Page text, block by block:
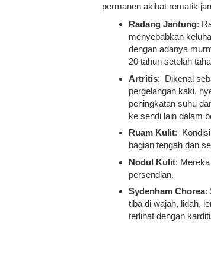
permanen akibat rematik
Radang Jantung:
menyebabkan
dengan adanya
20 tahun setelah
Artritis: Dikenal
pergelangan kaki,
peningkatan suhu
ke sendi lain dalam
Ruam Kulit:
bagian tengah dan
Nodul Kulit:
persendian.
Sydenham Chorea:
tiba di wajah, lidah,
terlihat dengan